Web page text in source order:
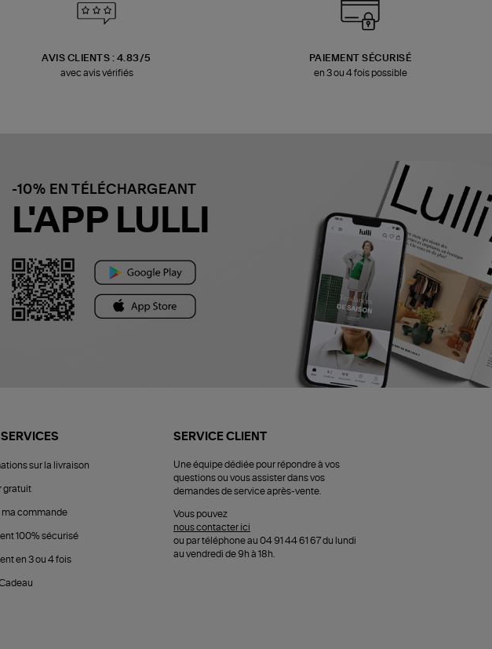
AVIS CLIENTS : 4.83/5
avec avis vérifiés
PAIEMENT SÉCURISÉ
en 3 ou 4 fois possible
-10% EN TÉLÉCHARGEANT
L'APP LULLI
sur la livraison
gratuit
ma commande
100% sécurisé
en 3 ou 4 fois
SERVICE CLIENT
Une équipe dédiée pour répondre à vos
questions ou vous assister dans vos
demandes de service après-vente.
Vous pouvez
nous contacter ici
ou par téléphone au 04 91 44 61 67 du lundi
au vendredi de 9h à 18h.